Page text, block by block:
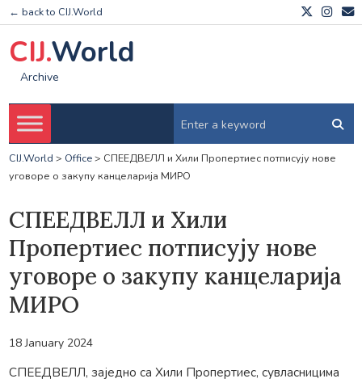
← back to CIJ.World
CIJ.World
Archive
CIJ.World > Office> СПЕЕДВЕЛЛ и Хили Пропертиес потписују нове
уговоре о закупу канцеларија МИРО
СПЕЕДВЕЛЛ и Хили
Пропертиес потписују нове
уговоре о закупу канцеларија
МИРО
18 January 2024
СПЕЕДВЕЛЛ, заједно са Хили Пропертиес, сувласницима